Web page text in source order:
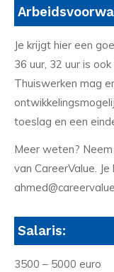
Je krijgt hier een
36 uur, 32 uur is
Thuiswerken mag
toeslag en een
Meer weten?
van CareerValue.
Salaris:
3500 – 5000 euro